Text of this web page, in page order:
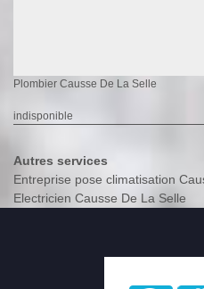
Plombier Causse De La Selle
indisponible
Autres services
Entreprise pose climatisation
Electricien Causse De La Selle